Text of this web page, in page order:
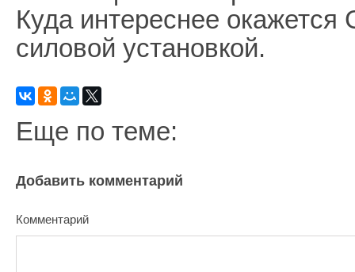
Куда интереснее окажется
силовой установкой.
Еще по теме:
Добавить комментарий
Комментарий